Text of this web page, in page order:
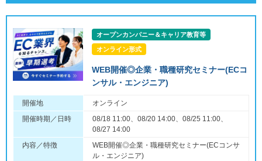
オープンカンパニー＆キャリア教育等
オンライン形式
WEB開催◎企業・職種研究セミナー(ECコ
ンサル・エンジニア)
開催地
オンライン
開催時期／日時
08/18 11:00、08/20 14:00、08/25 11:00、
08/27 14:00
内容／特徴
WEB開催◎企業・職種研究セミナー(ECコンサ
ル・エンジニア)